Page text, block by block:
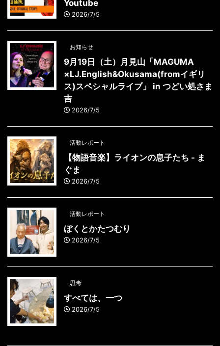
Youtube
2026/7/5
お知らせ
9月19日（土）月見山「MAGUMA
×LJ.English&Okusama(fromイギリ
ス)スペシャルライブ」 in つどい処さま
吉
2026/7/5
活動レポート
【物語音楽】ライオンの息子たち - ま
ぐま
2026/7/5
活動レポート
ぼくとかたつむり
2026/7/5
思考
すべては、一つ
2026/7/5